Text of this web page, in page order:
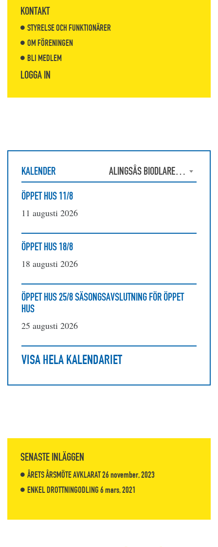
KONTAKT
STYRELSE OCH FUNKTIONÄRER
OM FÖRENINGEN
BLI MEDLEM
LOGGA IN
KALENDER
ALINGSÅS BIODLAREFÖRENING
ÖPPET HUS 11/8
11 augusti 2026
ÖPPET HUS 18/8
18 augusti 2026
ÖPPET HUS 25/8 SÄSONGSAVSLUTNING FÖR ÖPPET
HUS
25 augusti 2026
VISA HELA KALENDARIET
SENASTE INLÄGGEN
ÅRETS ÅRSMÖTE AVKLARAT26 november, 2023
ENKEL DROTTNINGODLING6 mars, 2021